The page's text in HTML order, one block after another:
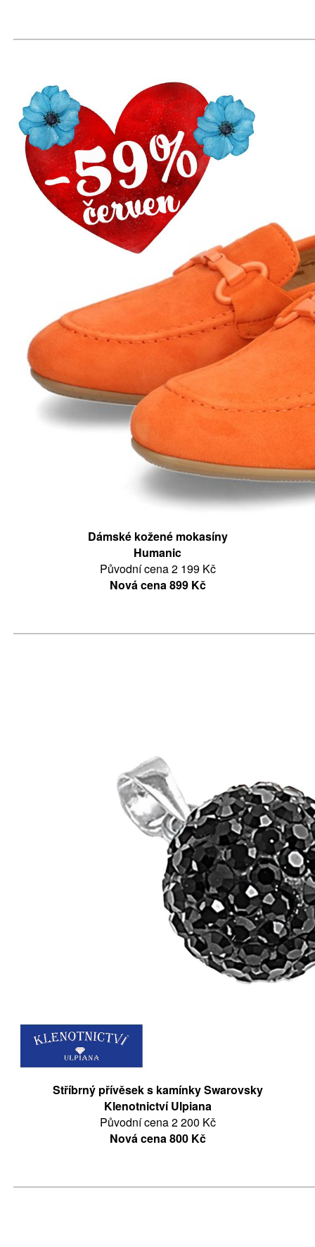
Dámské kožené mokasíny
Humanic
Původní cena 2 199 Kč
Nová cena 899 Kč
Stříbrný přívěsek s kamínky Swarovsky
Klenotnictví Ulpiana
Původní cena 2 200 Kč
Nová cena 800 Kč